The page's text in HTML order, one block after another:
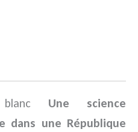
Une science
dans une République